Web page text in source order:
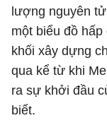
lượng nguyên
một biểu đồ
khối xây dựng
qua kể từ khi
ra sự khởi đầu
biết.